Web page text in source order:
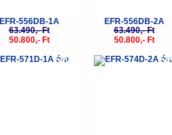
EFR-556DB-1A
63.490,- Ft
50.800,- Ft
EFR-556DB-2A
63.490,- Ft
50.800,- Ft
-20% -